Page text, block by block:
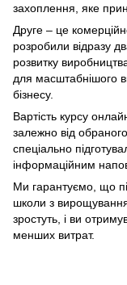
захоплення, яке
Друге – це
розробили відразу
розвитку
для масштабнішого
бізнесу.
Вартість курсу
залежно від
спеціально
інформаційним
Ми гарантуємо, що
школи з вирощування
зростуть, і ви
менших витрат.